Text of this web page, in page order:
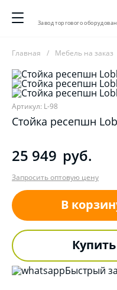
Завод торгового
Главная Мебель на заказ
Артикул: L-98
Стойка ресепшн
25 949 руб.
Запросить оптовую цену
В
Быстрый